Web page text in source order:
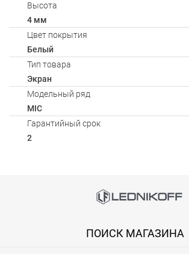
Высота
4 мм
Цвет покрытия
Белый
Тип товара
Экран
Модельный ряд
MIC
Гарантийный срок
2
Вы можете оплатить покупку на сайте
ПОИСК МАГАЗИНА